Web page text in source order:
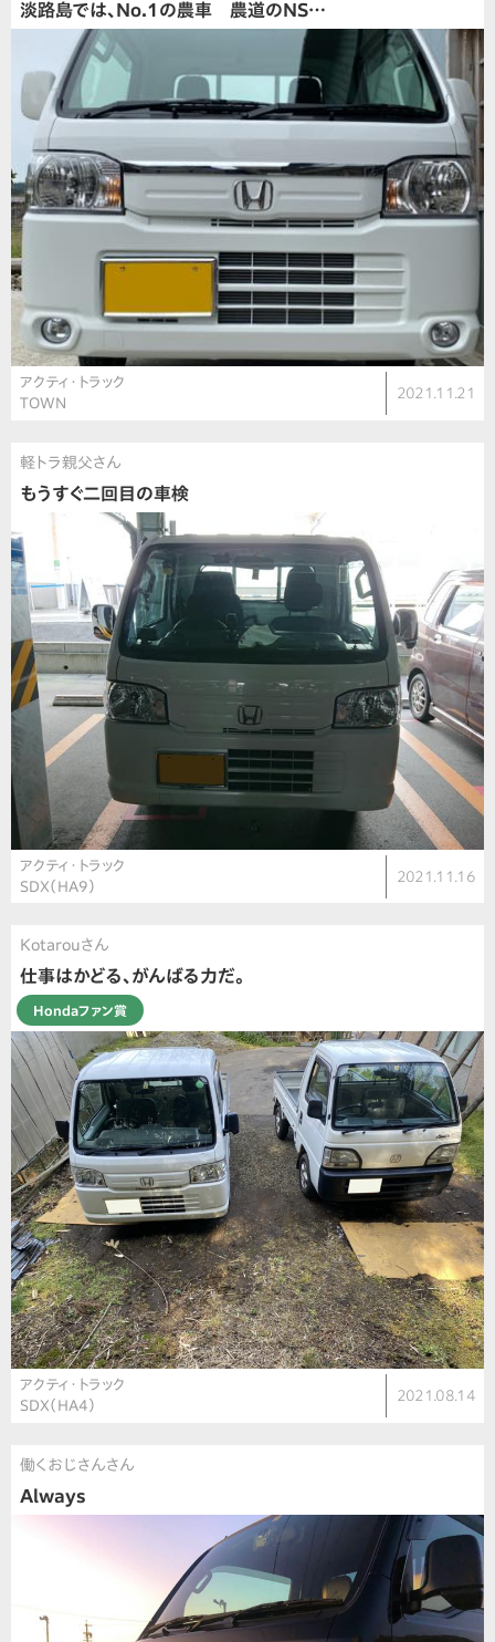
淡路島では、No.1の農車 農道のNS…
アクティ・トラック
TOWN
2021.11.21
軽トラ親父さん
もうすぐ二回目の車検
アクティ・トラック
SDX（HA9）
2021.11.16
Kotarouさん
仕事はかどる、がんばる力だ。
Hondaファン賞
アクティ・トラック
SDX（HA4）
2021.08.14
働くおじさんさん
Always